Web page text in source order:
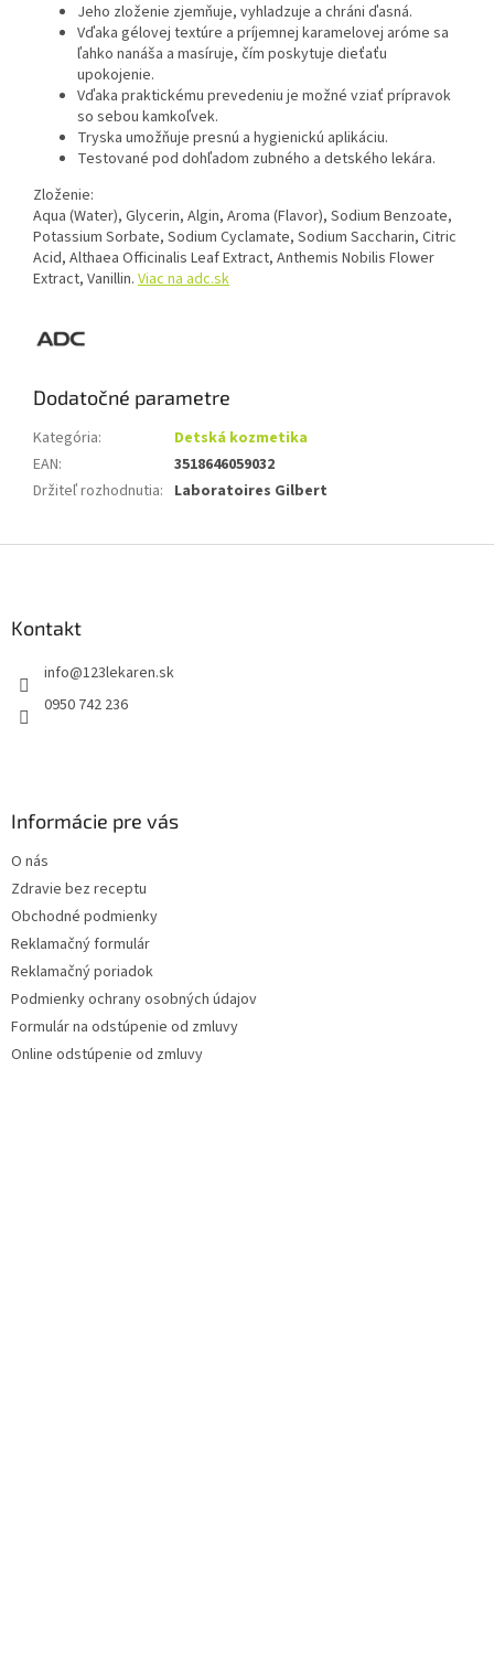
Jeho zloženie zjemňuje, vyhladzuje a chráni ďasná.
Vďaka gélovej textúre a príjemnej karamelovej aróme sa
ľahko nanáša a masíruje, čím poskytuje dieťaťu
upokojenie.
Vďaka praktickému prevedeniu je možné vziať prípravok
so sebou kamkoľvek.
Tryska umožňuje presnú a hygienickú aplikáciu.
Testované pod dohľadom zubného a detského lekára.
Zloženie:
Aqua (Water), Glycerin, Algin, Aroma (Flavor), Sodium Benzoate,
Potassium Sorbate, Sodium Cyclamate, Sodium Saccharin, Citric
Acid, Althaea Officinalis Leaf Extract, Anthemis Nobilis Flower
Extract, Vanillin. Viac na adc.sk
Dodatočné parametre
Kategória:
Detská kozmetika
EAN:
3518646059032
Držiteľ rozhodnutia: Laboratoires Gilbert
Kontakt
info@123lekaren.sk
0950 742 236
Informácie pre vás
O nás
Zdravie bez receptu
Obchodné podmienky
Reklamačný formulár
Reklamačný poriadok
Podmienky ochrany osobných údajov
Formulár na odstúpenie od zmluvy
Online odstúpenie od zmluvy